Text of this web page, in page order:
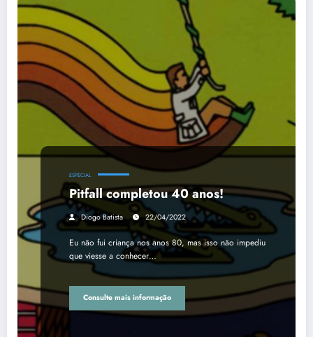
ESPECIAL
Pitfall completou 40 anos!
Diogo Batista 22/04/2022
Eu não fui criança nos anos 80, mas isso não impediu
que viesse a conhecer…
Consulte mais informação